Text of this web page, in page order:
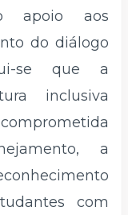
apoio aos
do diálogo
se que a
inclusiva
a
com